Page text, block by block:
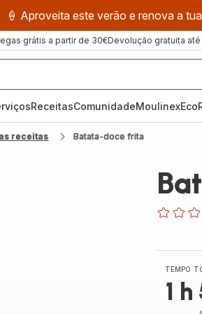
🍦 Aproveita este verão e renova a
grátis a partir de 30€Devolução gratuita
ReceitasComunidadeMoulinex
receitas Batata-doce frita
TEMPO
1